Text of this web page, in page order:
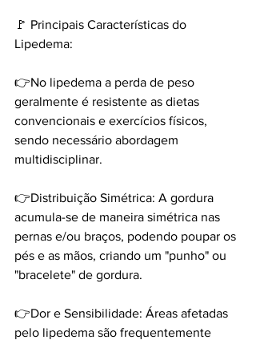
🚩 Principais Características do
Lipedema:
👉No lipedema a perda de peso
geralmente é resistente as dietas
convencionais e exercícios físicos,
sendo necessário abordagem
multidisciplinar.
👉Distribuição Simétrica: A gordura
acumula-se de maneira simétrica nas
pernas e/ou braços, podendo poupar os
pés e as mãos, criando um "punho" ou
"bracelete" de gordura.
👉Dor e Sensibilidade: Áreas afetadas
pelo lipedema são frequentemente